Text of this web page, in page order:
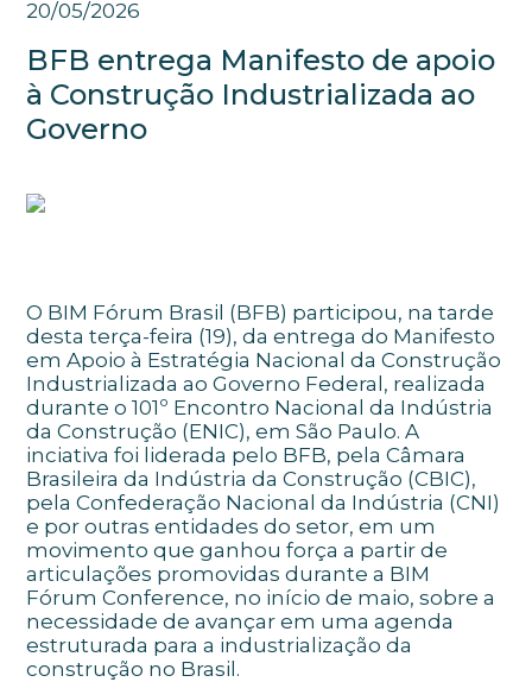
20/05/2026
BFB entrega Manifesto de apoio
à Construção Industrializada ao
Governo
O BIM Fórum Brasil (BFB) participou, na tarde
desta terça-feira (19), da entrega do Manifesto
em Apoio à Estratégia Nacional da Construção
Industrializada ao Governo Federal, realizada
durante o 101º Encontro Nacional da Indústria
da Construção (ENIC), em São Paulo. A
inciativa foi liderada pelo BFB, pela Câmara
Brasileira da Indústria da Construção (CBIC),
pela Confederação Nacional da Indústria (CNI)
e por outras entidades do setor, em um
movimento que ganhou força a partir de
articulações promovidas durante a BIM
Fórum Conference, no início de maio, sobre a
necessidade de avançar em uma agenda
estruturada para a industrialização da
construção no Brasil.